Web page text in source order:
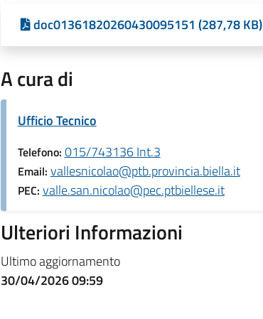
doc01361820260430095151 (287,78 KB)
A cura di
Ufficio Tecnico
Telefono: 015/743136 Int.3
Email: vallesnicolao@ptb.provincia.biella.it
PEC: valle.san.nicolao@pec.ptbiellese.it
Ulteriori Informazioni
Ultimo aggiornamento
30/04/2026 09:59